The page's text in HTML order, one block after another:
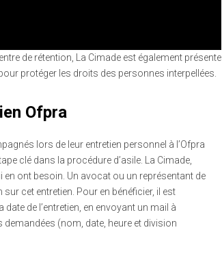
de rétention, La Cimade est également présente
protéger les droits des personnes interpellées.
Ofpra
lors de leur entretien personnel à l’Ofpra
clé dans la procédure d’asile. La Cimade,
ont besoin. Un avocat ou un représentant de
cet entretien. Pour en bénéficier, il est
de l’entretien, en envoyant un mail à
(nom, date, heure et division